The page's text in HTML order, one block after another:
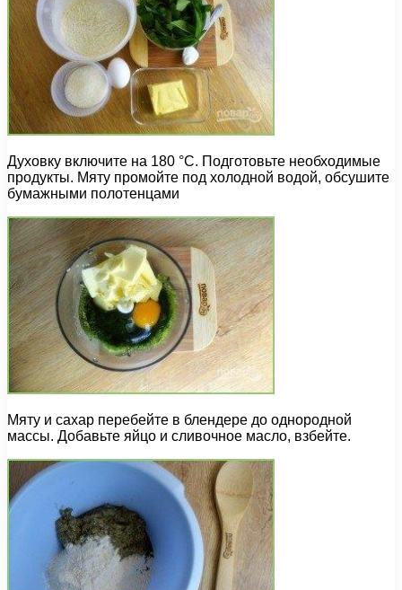
Духовку включите на 180 °C. Подготовьте необходимые
продукты. Мяту промойте под холодной водой, обсушите
бумажными полотенцами
Мяту и сахар перебейте в блендере до однородной
массы. Добавьте яйцо и сливочное масло, взбейте.